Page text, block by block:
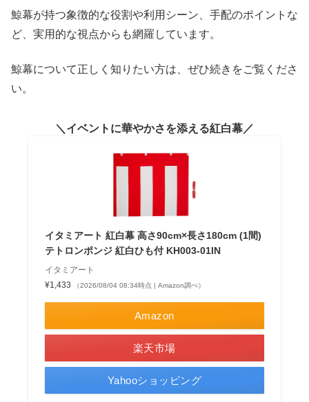
鯨幕が持つ象徴的な役割や利用シーン、手配のポイントな
ど、実用的な視点からも網羅しています。
鯨幕について正しく知りたい方は、ぜひ続きをご覧くださ
い。
イベントに華やかさを添える紅白幕
イタミアート 紅白幕 高さ90cm×長さ180cm (1間)
テトロンポンジ 紅白ひも付 KH003-01IN
イタミアート
¥1,433
（2026/08/04 08:34時点 | Amazon調べ）
Amazon
楽天市場
Yahooショッピング